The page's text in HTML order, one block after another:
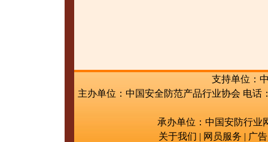
支持单位：
主办单位：中国安全防范产品行业协会 电话
承办单位：中国安防行业
关于我们 | 网员服务 | 广